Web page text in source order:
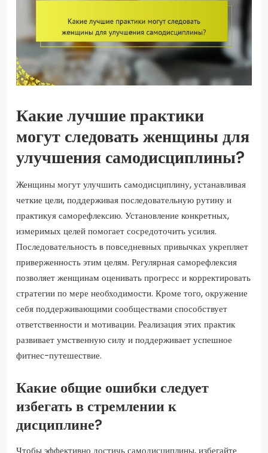
Какие лучшие практики
могут следовать женщины для
улучшения самодисциплины?
Женщины могут улучшить самодисциплину, устанавливая
четкие цели, поддерживая последовательную рутину и
практикуя саморефлексию. Установление конкретных,
измеримых целей помогает сосредоточить усилия.
Последовательность в повседневных привычках укрепляет
приверженность этим целям. Регулярная саморефлексия
позволяет женщинам оценивать прогресс и корректировать
стратегии по мере необходимости. Кроме того, окружение
себя поддерживающими сообществами способствует
ответственности и мотивации. Реализация этих практик
развивает умственную силу и поддерживает успешное
фитнес-путешествие.
Какие общие ошибки следует
избегать в стремлении к
дисциплине?
Чтобы эффективно достичь самодисциплины, избегайте